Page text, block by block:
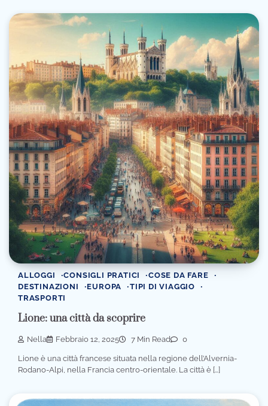
ALLOGGI CONSIGLI PRATICI
COSE DA FARE
DESTINAZIONI
EUROPA
TIPI DI VIAGGIO
TRASPORTI
Lione: una città da scoprire
Nella Febbraio 12, 2025 7 Min Read 0
Lione è una città francese situata nella regione dell’Alvernia-
Rodano-Alpi, nella Francia centro-orientale. La città è […]